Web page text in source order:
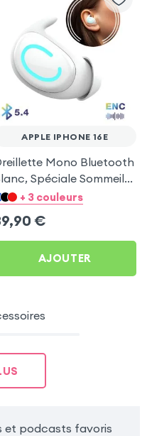
APPLE IPHONE 16E
Mono Bluetooth
Spéciale Sommeil
Apple iPhone 16e
+ 3 couleurs
€
AJOUTER
et podcasts favoris